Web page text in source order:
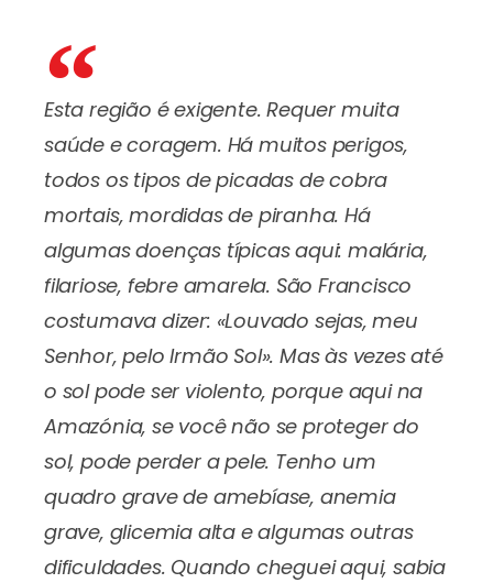
Esta região é exigente. Requer muita
saúde e coragem. Há muitos perigos,
todos os tipos de picadas de cobra
mortais, mordidas de piranha. Há
algumas doenças típicas aqui: malária,
filariose, febre amarela. São Francisco
costumava dizer: «Louvado sejas, meu
Senhor, pelo Irmão Sol». Mas às vezes até
o sol pode ser violento, porque aqui na
Amazónia, se você não se proteger do
sol, pode perder a pele. Tenho um
quadro grave de amebíase, anemia
grave, glicemia alta e algumas outras
dificuldades. Quando cheguei aqui, sabia